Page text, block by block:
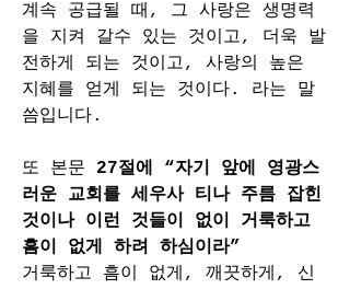
계속 공급될 때, 그 사랑은 생명력
을 지켜 갈수 있는 것이고, 더욱 발
전하게 되는 것이고, 사랑의 높은
지혜를 얻게 되는 것이다. 라는 말
씀입니다.
또 본문 27절에 “자기 앞에 영광스
러운 교회를 세우사 티나 주름 잡힌
것이나 이런 것들이 없이 거룩하고
흠이 없게 하려 하심이라”
거룩하고 흠이 없게, 깨끗하게, 신